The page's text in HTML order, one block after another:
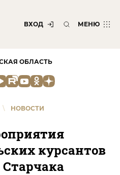
ВХОД МЕНЮ
ОБЛАСТЬ
\ НОВОСТИ
курсантов